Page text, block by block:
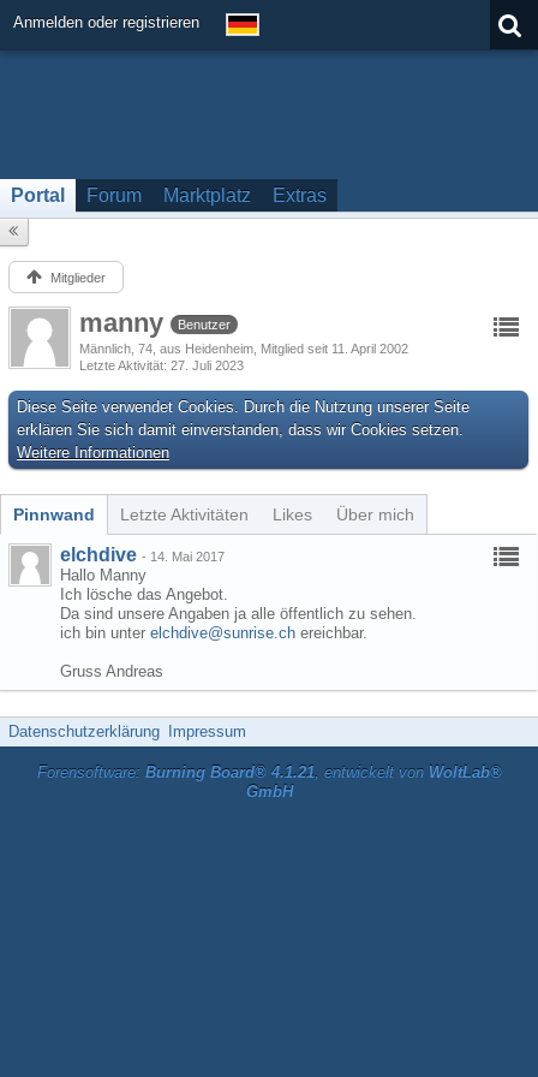
Anmelden oder registrieren
Portal Forum Marktplatz Extras
Mitglieder
manny
Benutzer
Männlich 74 aus Heidenheim Mitglied seit 11. April 2002
Letzte Aktivität 27. Juli 2023
Diese Seite verwendet Cookies. Durch die Nutzung unserer Seite
erklären Sie sich damit einverstanden, dass wir Cookies setzen.
Weitere Informationen
Pinnwand Letzte Aktivitäten Likes Über mich
elchdive - 14. Mai 2017
Hallo Manny
Ich lösche das Angebot.
Da sind unsere Angaben ja alle öffentlich zu sehen.
ich bin unter elchdive@sunrise.ch ereichbar.
Gruss Andreas
Datenschutzerklärung Impressum
Forensoftware: Burning Board® 4.1.21, entwickelt von WoltLab®
GmbH